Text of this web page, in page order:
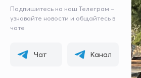
Подпишитесь на наш Телеграм –
узнавайте новости и общайтесь в
чате
Чат Канал